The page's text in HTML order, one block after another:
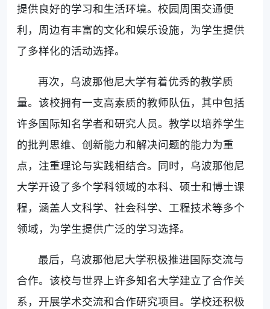
提供良好的学习和生活环境。校园周围交通便
利，周边有丰富的文化和娱乐设施，为学生提供
了多样化的活动选择。
再次，乌波那他尼大学有着优秀的教学质
量。该校拥有一支高素质的教师队伍，其中包括
许多国际知名学者和研究人员。教学以培养学生
的批判思维、创新能力和解决问题的能力为重
点，注重理论与实践相结合。同时，乌波那他尼
大学开设了多个学科领域的本科、硕士和博士课
程，涵盖人文科学、社会科学、工程技术等多个
领域，为学生提供广泛的学习选择。
最后，乌波那他尼大学积极推进国际交流与
合作。该校与世界上许多知名大学建立了合作关
系，开展学术交流和合作研究项目。学校还积极